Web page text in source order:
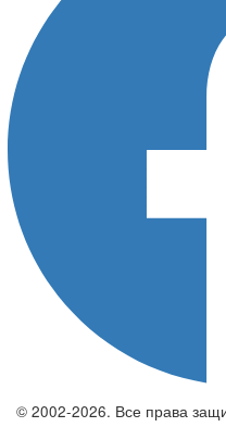
© 2002-2026. Все права